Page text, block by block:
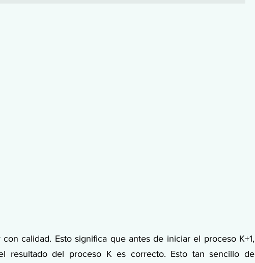
calidad. Esto significa que antes de iniciar el proceso K+1,
resultado del proceso K es correcto. Esto tan sencillo de